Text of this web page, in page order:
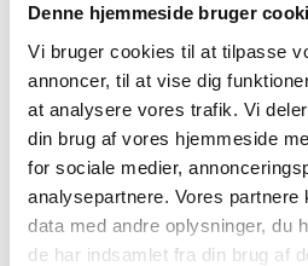
Denne hjemmeside bruger
Vi bruger cookies til at tilpasse
annoncer, til at vise dig
at analysere vores trafik. Vi
din brug af vores hjemmeside
for sociale medier,
analysepartnere. Vores partnere
data med andre oplysninger, du
de har indsamlet fra din brug af
TID
2026 (84)
2025 (158)
december (10)
november (20)
september (23)
august (8)